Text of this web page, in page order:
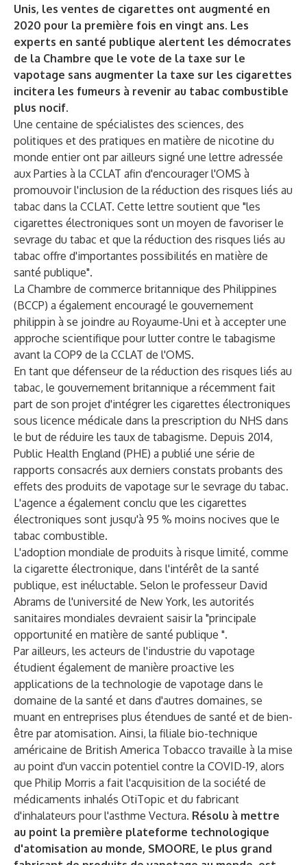
Unis, les ventes de cigarettes ont augmenté en
2020 pour la première fois en vingt ans. Les
experts en santé publique alertent les démocrates
de la Chambre que le vote de la taxe sur le
vapotage sans augmenter la taxe sur les cigarettes
incitera les fumeurs à revenir au tabac combustible
plus nocif.
Une centaine de spécialistes des sciences, des
politiques et des pratiques en matière de nicotine du
monde entier ont par ailleurs signé une lettre adressée
aux Parties à la CCLAT afin d'encourager l'OMS à
promouvoir l'inclusion de la réduction des risques liés au
tabac dans la CCLAT. Cette lettre soutient que "les
cigarettes électroniques sont un moyen de favoriser le
sevrage du tabac et que la réduction des risques liés au
tabac offre d'importantes possibilités en matière de
santé publique".
La Chambre de commerce britannique des Philippines
(BCCP) a également encouragé le gouvernement
philippin à se joindre au Royaume-Uni et à accepter une
approche scientifique pour lutter contre le tabagisme
avant la COP9 de la CCLAT de l'OMS.
En tant que défenseur de la réduction des risques liés au
tabac, le gouvernement britannique a récemment fait
part de son projet d'intégrer les cigarettes électroniques
sous licence médicale dans la prescription du NHS dans
le but de réduire les taux de tabagisme. Depuis 2014,
Public Health England (PHE) a publié une série de
rapports consacrés aux derniers constats probants des
effets des produits de vapotage sur le sevrage du tabac.
L'agence a également conclu que les cigarettes
électroniques sont jusqu'à 95 % moins nocives que le
tabac combustible.
L'adoption mondiale de produits à risque limité, comme
la cigarette électronique, dans l'intérêt de la santé
publique, est inéluctable. Selon le professeur David
Abrams de l'université de New York, les autorités
sanitaires mondiales devraient saisir la "principale
opportunité en matière de santé publique ".
Par ailleurs, les acteurs de l'industrie du vapotage
étudient également de manière proactive les
applications de la technologie de vapotage dans le
domaine de la santé et dans d'autres domaines, se
muant en entreprises plus étendues de santé et de bien-
être par atomisation. Ainsi, la filiale bio-technique
américaine de British America Tobacco travaille à la mise
au point d'un vaccin potentiel contre la COVID-19, alors
que Philip Morris a fait l'acquisition de la société de
médicaments inhalés OtiTopic et du fabricant
d'inhalateurs pour l'asthme Vectura. Résolu à mettre
au point la première plateforme technologique
d'atomisation au monde, SMOORE, le plus grand